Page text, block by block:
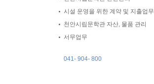
시설 운영을 위한 계약 및 지출업무
천안시립문학관 자산, 물품 관리
서무업무
041- 904- 800